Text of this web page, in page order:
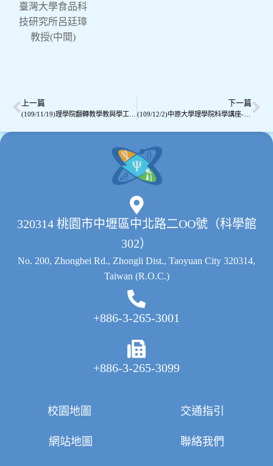
臺灣大學食品科
技研究所呂廷璋
教授(中間)
上一篇 下一篇
(109/12/2)中原大學理學院科學講座-2020諾貝爾物理學獎
320314 桃園市中壢區中北路二OO號（科學館
302）
No. 200, Zhongbei Rd., Zhongli Dist., Taoyuan City 320314,
Taiwan (R.O.C.)
+886-3-265-3001
+886-3-265-3099
校園地圖 交通指引
網站地圖 聯絡我們